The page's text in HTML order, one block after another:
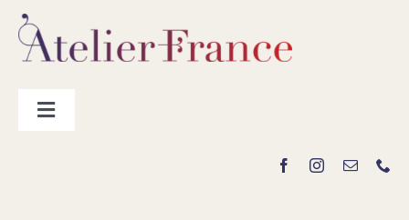
Passer
contenu
Toggle